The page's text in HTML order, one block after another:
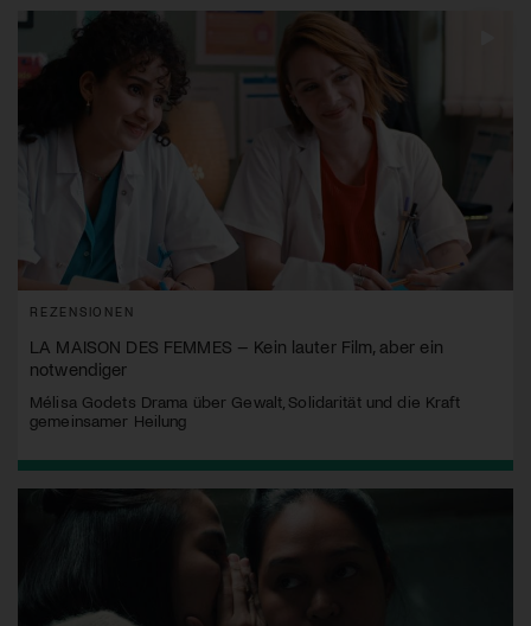
REZENSIONEN
LA MAISON DES FEMMES – Kein lauter Film, aber ein
notwendiger
Mélisa Godets Drama über Gewalt, Solidarität und die Kraft
gemeinsamer Heilung